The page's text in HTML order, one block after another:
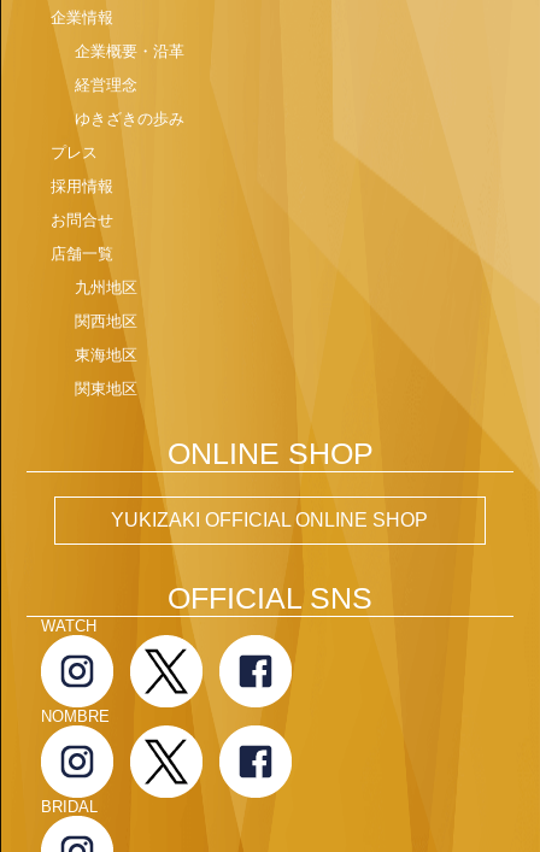
企業情報
企業概要・沿革
経営理念
ゆきざきの歩み
プレス
採用情報
お問合せ
店舗一覧
九州地区
関西地区
東海地区
関東地区
ONLINE SHOP
YUKIZAKI OFFICIAL ONLINE SHOP
OFFICIAL SNS
WATCH
NOMBRE
BRIDAL